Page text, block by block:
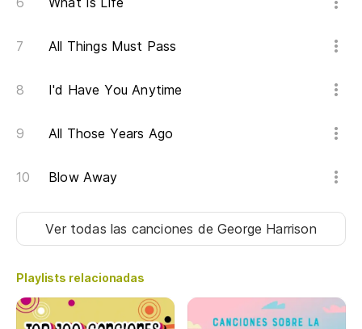
All Things Must Pass
I'd Have You Anytime
All Those Years Ago
Blow Away
Ver todas las canciones de George Harrison
Playlists relacionadas